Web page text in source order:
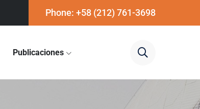
Phone: +58 (212) 761-3698
Publicaciones